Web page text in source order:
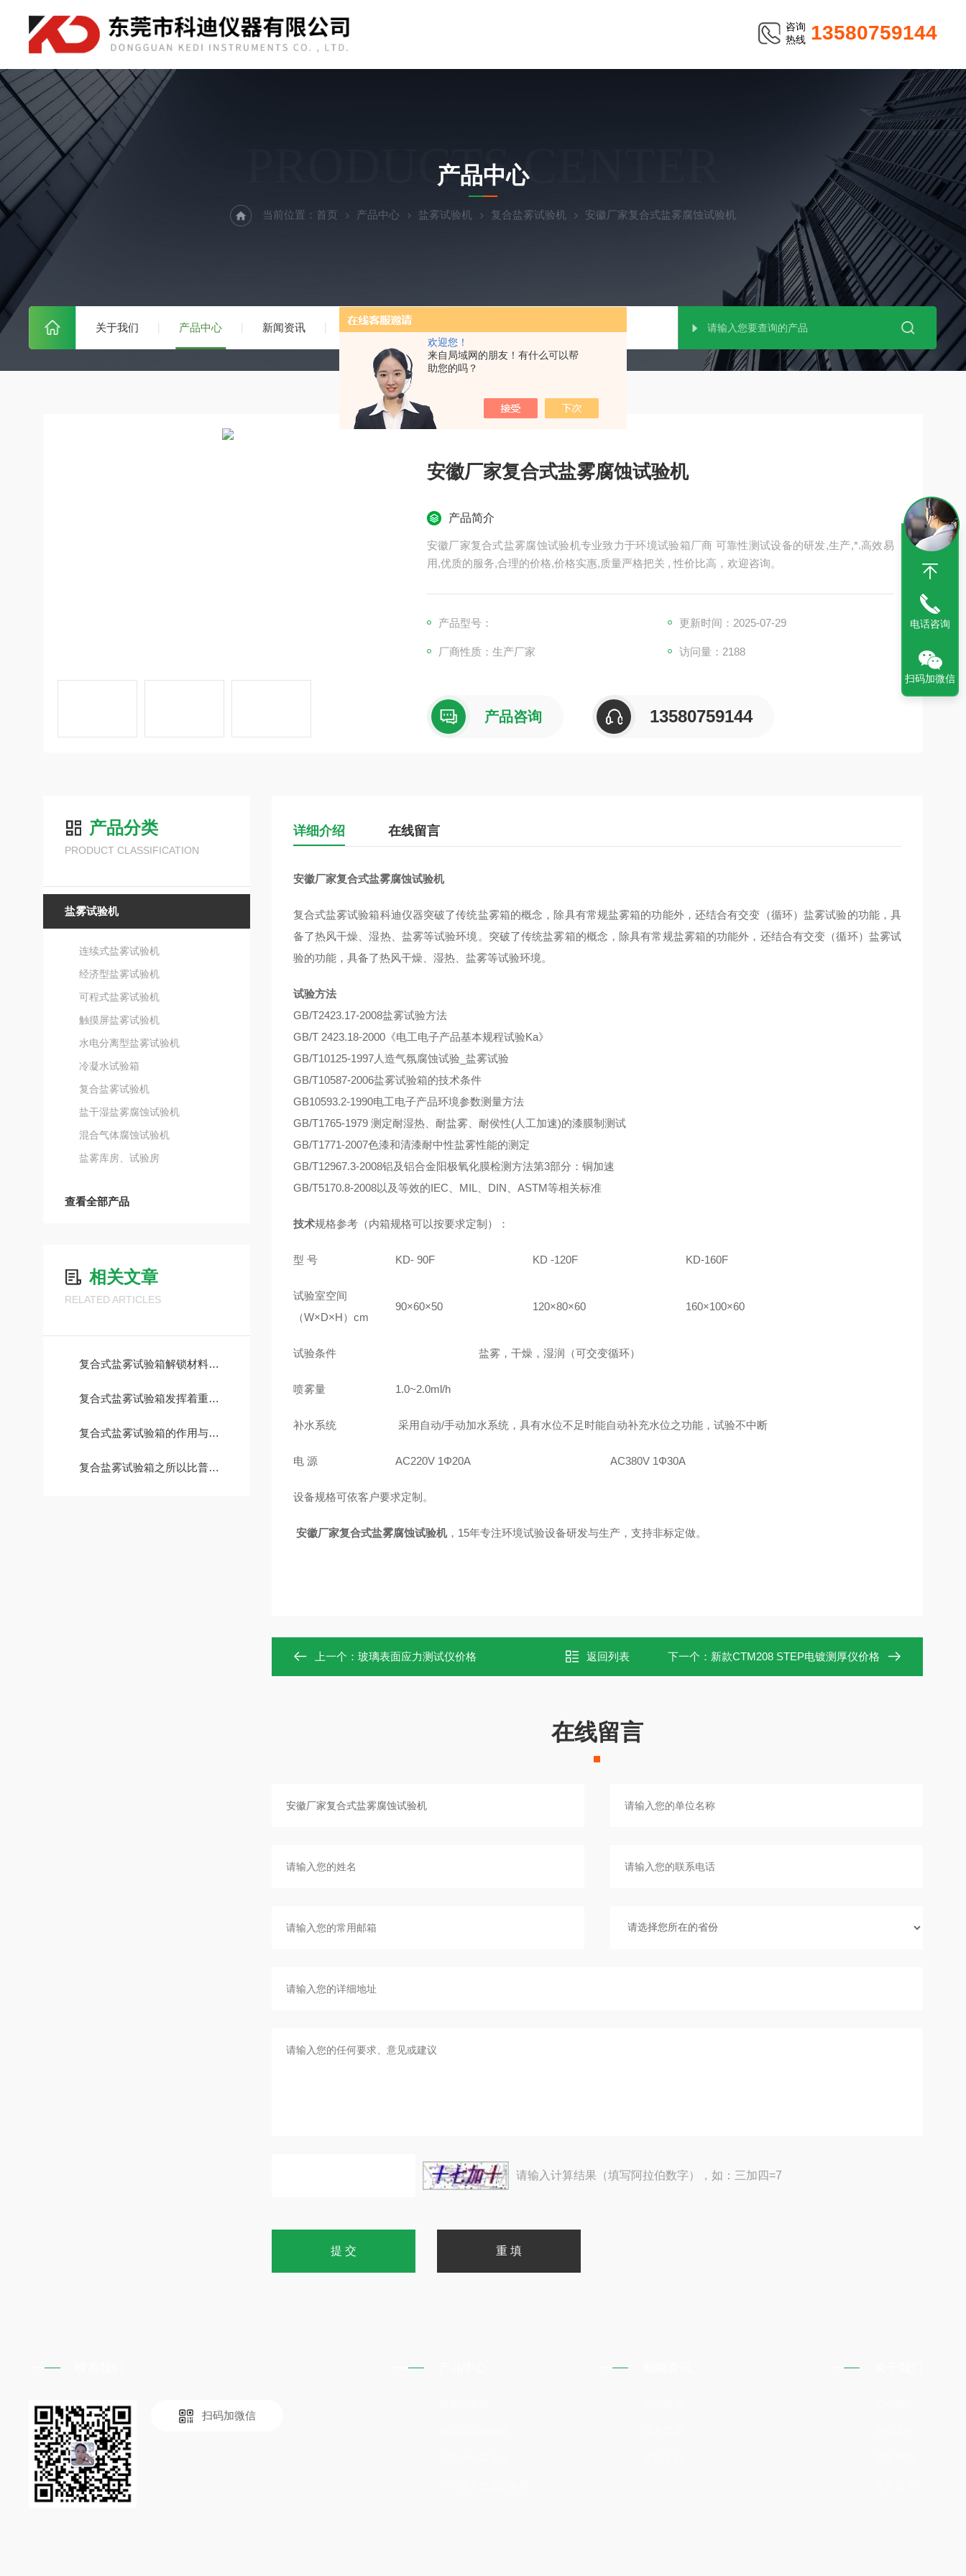
欢迎您！
来自局域网的朋友！有什么可以帮
助您的吗？
咨询
热线 13580759144
关于我们 产品中心 新闻资讯 技术文章
PRODUCTS CENTER
产品中心
当前位置： 首页 产品中心 盐雾试验机 复合盐雾试验机 安徽厂家复合式盐雾腐蚀试验机
安徽厂家复合式盐雾腐蚀试验机
产品简介
安徽厂家复合式盐雾腐蚀试验机专业致力于环境试验箱厂商 可靠性测试设备的研发,生产,*.高效易
用,优质的服务,合理的价格,价格实惠,质量严格把关 , 性价比高，欢迎咨询。
产品型号： 更新时间：2025-07-29
厂商性质：生产厂家 访问量：2188
产品咨询 13580759144
产品分类
PRODUCT CLASSIFICATION
盐雾试验机
连续式盐雾试验机
经济型盐雾试验机
可程式盐雾试验机
触摸屏盐雾试验机
水电分离型盐雾试验机
冷凝水试验箱
复合盐雾试验机
盐干湿盐雾腐蚀试验机
混合气体腐蚀试验机
盐雾库房、试验房
查看全部产品
相关文章
RELATED ARTICLES
复合式盐雾试验箱解锁材料耐腐蚀性能的“时空加速器”
复合式盐雾试验箱发挥着重要作用，有助于产品在恶劣环境中的耐久性和可靠性
复合式盐雾试验箱的作用与用途
复合盐雾试验箱之所以比普通盐雾试验箱的成本更高，主要有几个方面
详细介绍 在线留言
安徽厂家复合式盐雾腐蚀试验机
复合式盐雾试验箱科迪仪器突破了传统盐雾箱的概念，除具有常规盐雾箱的功能外，还结合有交变（循环）盐雾试验的功能，具
备了热风干燥、湿热、盐雾等试验环境。突破了传统盐雾箱的概念，除具有常规盐雾箱的功能外，还结合有交变（循环）盐雾试
验的功能，具备了热风干燥、湿热、盐雾等试验环境。
试验方法
GB/T2423.17-2008盐雾试验方法
GB/T 2423.18-2000《电工电子产品基本规程试验Ka》
GB/T10125-1997人造气氛腐蚀试验_盐雾试验
GB/T10587-2006盐雾试验箱的技术条件
GB10593.2-1990电工电子产品环境参数测量方法
GB/T1765-1979 测定耐湿热、耐盐雾、耐侯性(人工加速)的漆膜制测试
GB/T1771-2007色漆和清漆耐中性盐雾性能的测定
GB/T12967.3-2008铝及铝合金阳极氧化膜检测方法第3部分：铜加速
GB/T5170.8-2008以及等效的IEC、MIL、DIN、ASTM等相关标准
技术规格参考（内箱规格可以按要求定制）：
型 号 KD- 90F KD -120F KD-160F
试验室空间
（W×D×H）cm
90×60×50 120×80×60 160×100×60
试验条件 盐雾，干燥，湿润（可交变循环）
喷雾量 1.0~2.0ml/h
补水系统 采用自动/手动加水系统，具有水位不足时能自动补充水位之功能，试验不中断
电 源 AC220V 1Φ20A AC380V 1Φ30A
设备规格可依客户要求定制。
安徽厂家复合式盐雾腐蚀试验机， 15年专注环境试验设备研发与生产，支持非标定做。
上一个： 玻璃表面应力测试仪价格 返回列表 下一个： 新款CTM208 STEP电镀测厚仪价格
在线留言
请输入计算结果（填写阿拉伯数字），如：三加四=7
扫码加微信
电话咨询
扫码加微信